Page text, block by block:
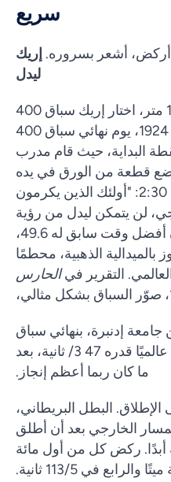
سريع
أركض، أشعر بسروره. إريك
ليدل
بعد انسحابه من سباق 100 متر، اختار إريك سباق 400
متر بدلاً من ذلك. في 10 يوليو 1924، يوم نهائي سباق 400
البداية، حيث قام مدرب
قطعة من الورق في يده
مع اقتباس من 1 صموئيل 2:30: "أولئك الذين يكرمون
لن يتمكن ليدل من رؤية
منافسيه. عبر ليدل، الذي كان أفضل وقت سابق له 49.6،
47.6 ثانية ليفوز بالميدالية الذهبية، محطمًا
التقرير فيالحارس
إدنبرة، بنهائي سباق
400 متر محققًا زمنًا قياسيًا عالميًا قدره 47 3/ ثانية، بعد
ما كان ربما أعظم إنجاز.
البطل البريطاني،
الخارجي بعد أن أطلق
أبدًا. ركض كل من أول مائة